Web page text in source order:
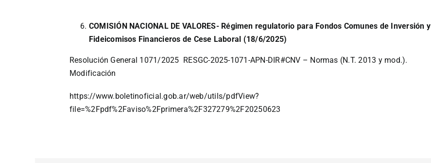
COMISIÓN NACIONAL DE VALORES- Régimen regulatorio para Fondos Comunes de Inversión y
Fideicomisos Financieros de Cese Laboral (18/6/2025)
Resolución General 1071/2025 RESGC-2025-1071-APN-DIR#CNV – Normas (N.T. 2013 y mod.).
Modificación
https://www.boletinoficial.gob.ar/web/utils/pdfView?
file=%2Fpdf%2Faviso%2Fprimera%2F327279%2F20250623